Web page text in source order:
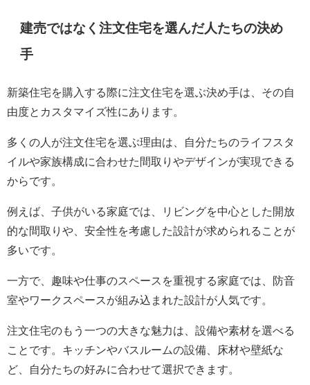
建売ではなく注文住宅を選んだ人たちの決め
手
新築住宅を購入する際に注文住宅を選ぶ決め手は、その自
由度とカスタマイズ性にあります。
多くの人が注文住宅を選ぶ理由は、自分たちのライフスタ
イルや家族構成に合わせた間取りやデザインが実現できる
からです。
例えば、子供がいる家庭では、リビングを中心とした開放
的な間取りや、安全性を考慮した設計が求められることが
多いです。
一方で、趣味や仕事のスペースを重視する家庭では、防音
室やワークスペースが組み込まれた設計が人気です。
注文住宅のもう一つの大きな魅力は、設備や素材を選べる
ことです。キッチンやバスルームの設備、床材や壁紙な
ど、自分たちの好みに合わせて選択できます。